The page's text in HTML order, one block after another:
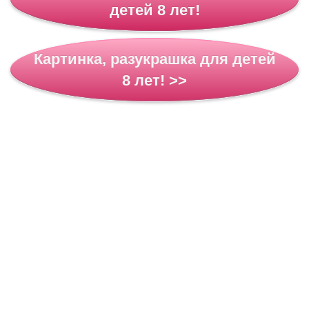
детей 8 лет!
Картинка, разукрашка для детей
8 лет! >>